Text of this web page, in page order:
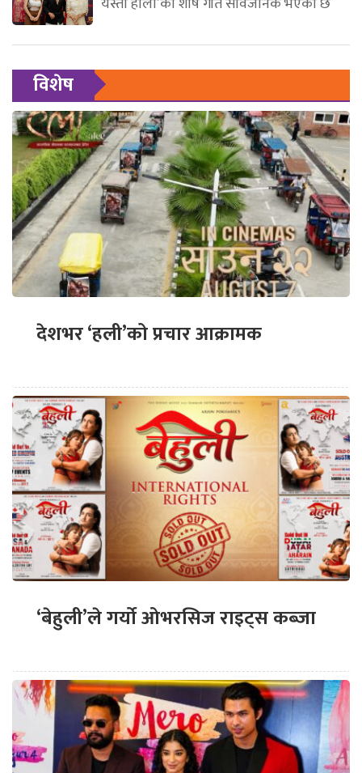
विशेष
देशभर ‘हली’को प्रचार आक्रामक
‘बेहुली’ले गर्यो ओभरसिज राइट्स कब्जा